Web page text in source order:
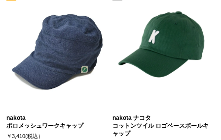
nakota
ポロメッシュワークキャップ
￥3,410(税込）
nakota ナコタ
コットンツイル ロゴベースボールキ
ャップ